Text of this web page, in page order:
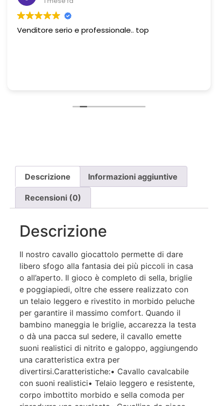
Venditore serio e professionale.. top
Descrizione Informazioni aggiuntive
Recensioni (0)
Descrizione
Il nostro cavallo giocattolo permette di dare
libero sfogo alla fantasia dei più piccoli in casa
o all’aperto. Il gioco è completo di sella, briglie
e poggiapiedi, oltre che essere realizzato con
un telaio leggero e rivestito in morbido peluche
per garantire il massimo comfort. Quando il
bambino maneggia le briglie, accarezza la testa
o dà una pacca sul sedere, il cavallo emette
suoni realistici di nitrito e galoppo, aggiungendo
una caratteristica extra per
divertirsi.Caratteristiche:• Cavallo cavalcabile
con suoni realistici• Telaio leggero e resistente,
corpo imbottito morbido e sella comoda per